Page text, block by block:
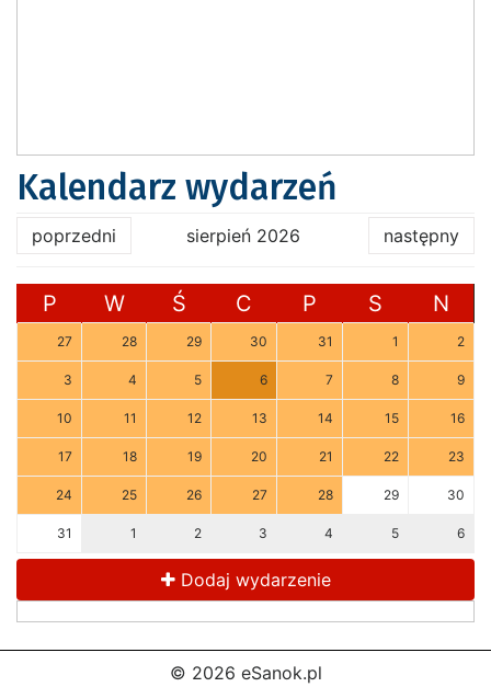
Kalendarz wydarzeń
poprzedni sierpień 2026 następny
P W Ś C P S N
27 28 29 30 31 1 2
3 4 5 6 7 8 9
10 11 12 13 14 15 16
17 18 19 20 21 22 23
24 25 26 27 28 29 30
31 1 2 3 4 5 6
Dodaj wydarzenie
© 2026 eSanok.pl